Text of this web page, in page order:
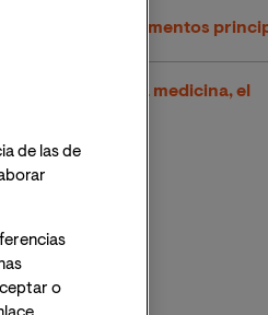
digital y sus fundamentos
artificial en la medicina, el
de las de
o